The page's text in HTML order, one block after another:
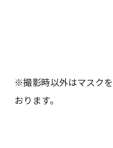
※撮影時以外はマスク
おります。